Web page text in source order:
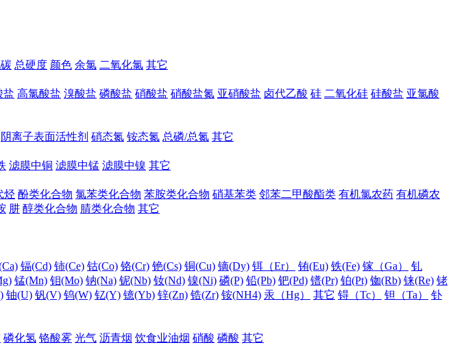
总硬度 颜色 余氯 二氧化氯 其它
盐 高氯酸盐 溴酸盐 磷酸盐 硝酸盐 硝酸盐氮 亚硝酸盐 卤代乙酸 硅 二氧化硅 硅酸盐 亚氯酸
阴离子表面活性剂 硝态氮 铵态氮 总磷/总氮 其它
滤膜中铜 滤膜中锰 滤膜中镍 其它
烃 酚类化合物 氯苯类化合物 苯胺类化合物 硝基苯类 邻苯二甲酸酯类 有机氯农药 有机磷农
肼 醇类化合物 腈类化合物 其它
镉(Cd) 铈(Ce) 钴(Co) 铬(Cr) 铯(Cs) 铜(Cu) 镝(Dy) 铒（Er） 铕(Eu) 铁(Fe) 镓（Ga）
钆
锰(Mn) 钼(Mo) 钠(Na) 铌(Nb) 钕(Nd) 镍(Ni) 磷(P) 铅(Pb) 钯(Pd) 镨(Pr) 铂(Pt) 铷(Rb) 铼(Re) 铑
铀(U) 钒(V) 钨(W) 钇(Y) 镱(Yb) 锌(Zn) 锆(Zr) 铵(NH4) 汞（Hg） 其它 锝（Tc） 钽（Ta）
钋
磷化氢 铬酸雾 光气 沥青烟 饮食业油烟 硝酸 磷酸 其它